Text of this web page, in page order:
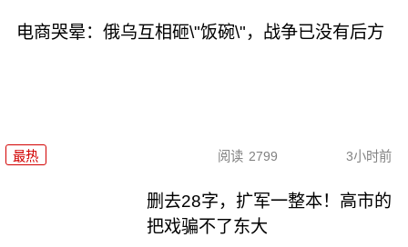
电商哭晕：俄乌互相砸\"饭碗\"，战争已没有后方
最热 阅读 2799 3小时前
删去28字，扩军一整本！高市的
把戏骗不了东大